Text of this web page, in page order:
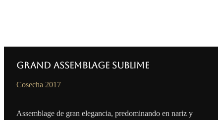
Grand Assemblage Sublime
Cosecha 2017
Assemblage de gran elegancia, predominando en nariz y